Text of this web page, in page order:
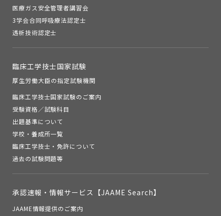
医療ガス安全管理者講習会
3学会合同呼吸療法認定士
透析技術認定士
臨床工学技士国家試験
厚生労働大臣の指定試験機関
臨床工学技士国家試験のご案内
受験資格／試験科目
出題基準について
学校・養成所一覧
臨床工学技士・免許について
過去の試験問題等
承認速報・ 情報サービス【JAAME Search】
JAAME情報提供のご案内